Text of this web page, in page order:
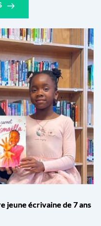
jeune écrivaine de 7 ans